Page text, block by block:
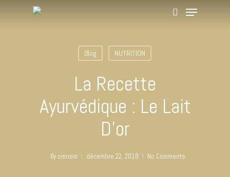
Hit enter to search or ESC to close
Blog NUTRITION
La Recette
Ayurvédique : Le Lait
D’or
By omnom décembre 22, 2018 No Comments